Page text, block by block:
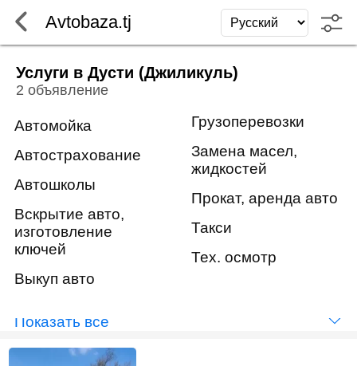
Avtobaza.tj
Услуги в Дусти (Джиликуль)
2 объявление
Автомойка
Автострахование
Автошколы
Вскрытие авто,
изготовление
ключей
Выкуп авто
Грузоперевозки
Замена масел,
жидкостей
Прокат, аренда авто
Такси
Тех. осмотр
Показать всё